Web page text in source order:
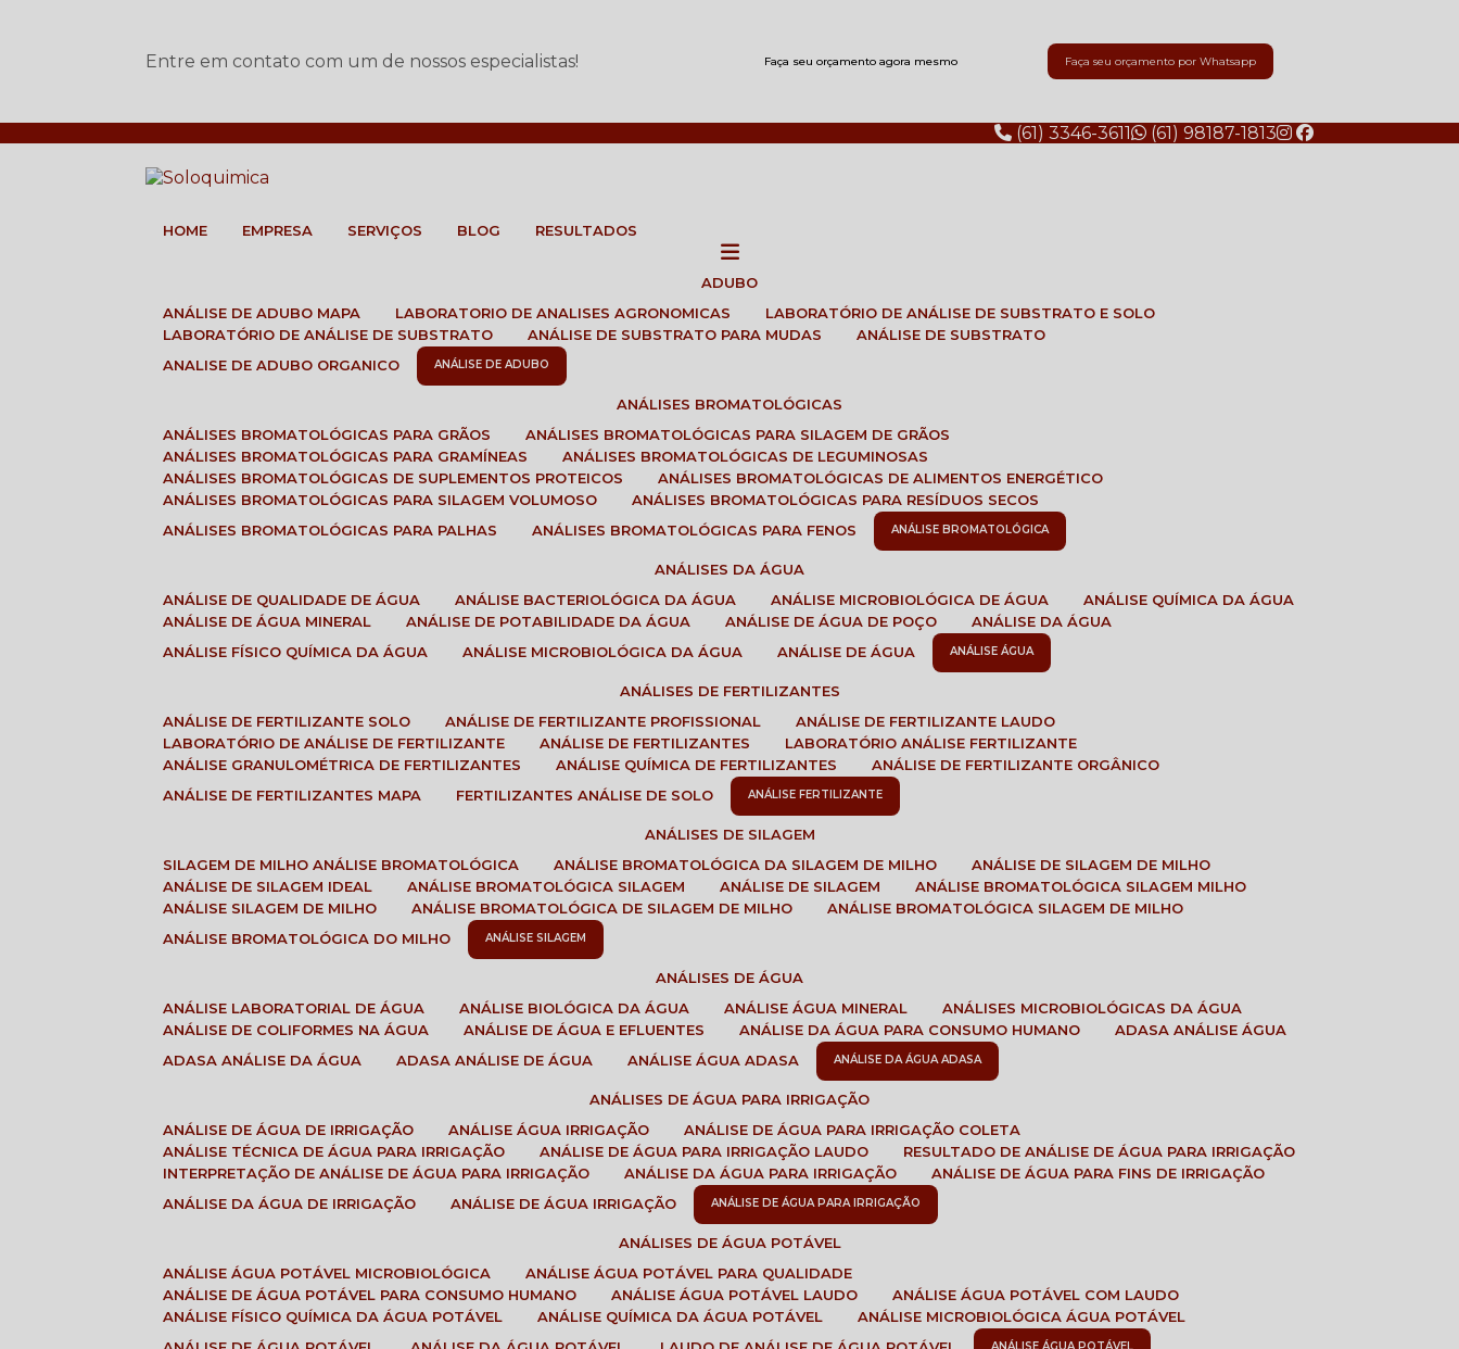
Entre em contato com um de nossos especialistas! Faça seu orçamento agora mesmo Faça seu orçamento por Whatsapp
(61) 3346-3611 (61) 98187-1813
HOME EMPRESA SERVIÇOS BLOG RESULTADOS
ADUBO
ANÁLISE DE ADUBO MAPA
LABORATORIO DE ANALISES AGRONOMICAS
LABORATÓRIO DE ANÁLISE DE SUBSTRATO E SOLO
LABORATÓRIO DE ANÁLISE DE SUBSTRATO
ANÁLISE DE SUBSTRATO PARA MUDAS
ANÁLISE DE SUBSTRATO
ANALISE DE ADUBO ORGANICO
ANÁLISE DE ADUBO
ANÁLISES BROMATOLÓGICAS
ANÁLISES BROMATOLÓGICAS PARA GRÃOS
ANÁLISES BROMATOLÓGICAS PARA SILAGEM DE GRÃOS
ANÁLISES BROMATOLÓGICAS PARA GRAMÍNEAS
ANÁLISES BROMATOLÓGICAS DE LEGUMINOSAS
ANÁLISES BROMATOLÓGICAS DE SUPLEMENTOS PROTEICOS
ANÁLISES BROMATOLÓGICAS DE ALIMENTOS ENERGÉTICO
ANÁLISES BROMATOLÓGICAS PARA SILAGEM VOLUMOSO
ANÁLISES BROMATOLÓGICAS PARA RESÍDUOS SECOS
ANÁLISES BROMATOLÓGICAS PARA PALHAS
ANÁLISES BROMATOLÓGICAS PARA FENOS ANÁLISE BROMATOLÓGICA
ANÁLISES DA ÁGUA
ANÁLISE DE QUALIDADE DE ÁGUA
ANÁLISE BACTERIOLÓGICA DA ÁGUA ANÁLISE MICROBIOLÓGICA DE ÁGUA
ANÁLISE QUÍMICA DA ÁGUA
ANÁLISE DE ÁGUA MINERAL
ANÁLISE DE POTABILIDADE DA ÁGUA ANÁLISE DE ÁGUA DE POÇO
ANÁLISE DA ÁGUA
ANÁLISE FÍSICO QUÍMICA DA ÁGUA
ANÁLISE MICROBIOLÓGICA DA ÁGUA ANÁLISE DE ÁGUA ANÁLISE ÁGUA
ANÁLISES DE FERTILIZANTES
ANÁLISE DE FERTILIZANTE SOLO
ANÁLISE DE FERTILIZANTE PROFISSIONAL
ANÁLISE DE FERTILIZANTE LAUDO
LABORATÓRIO DE ANÁLISE DE FERTILIZANTE
ANÁLISE DE FERTILIZANTES
LABORATÓRIO ANÁLISE FERTILIZANTE
ANÁLISE GRANULOMÉTRICA DE FERTILIZANTES
ANÁLISE QUÍMICA DE FERTILIZANTES
ANÁLISE DE FERTILIZANTE ORGÂNICO
ANÁLISE DE FERTILIZANTES MAPA
FERTILIZANTES ANÁLISE DE SOLO ANÁLISE FERTILIZANTE
ANÁLISES DE SILAGEM
SILAGEM DE MILHO ANÁLISE BROMATOLÓGICA
ANÁLISE BROMATOLÓGICA DA SILAGEM DE MILHO
ANÁLISE DE SILAGEM DE MILHO
ANÁLISE DE SILAGEM IDEAL
ANÁLISE BROMATOLÓGICA SILAGEM ANÁLISE DE SILAGEM
ANÁLISE BROMATOLÓGICA SILAGEM MILHO
ANÁLISE SILAGEM DE MILHO
ANÁLISE BROMATOLÓGICA DE SILAGEM DE MILHO
ANÁLISE BROMATOLÓGICA SILAGEM DE MILHO
ANÁLISE BROMATOLÓGICA DO MILHO
ANÁLISE SILAGEM
ANÁLISES DE ÁGUA
ANÁLISE LABORATORIAL DE ÁGUA
ANÁLISE BIOLÓGICA DA ÁGUA ANÁLISE ÁGUA MINERAL
ANÁLISES MICROBIOLÓGICAS DA ÁGUA
ANÁLISE DE COLIFORMES NA ÁGUA
ANÁLISE DE ÁGUA E EFLUENTES ANÁLISE DA ÁGUA PARA CONSUMO HUMANO
ADASA ANÁLISE ÁGUA
ADASA ANÁLISE DA ÁGUA
ADASA ANÁLISE DE ÁGUA ANÁLISE ÁGUA ADASA ANÁLISE DA ÁGUA ADASA
ANÁLISES DE ÁGUA PARA IRRIGAÇÃO
ANÁLISE DE ÁGUA DE IRRIGAÇÃO
ANÁLISE ÁGUA IRRIGAÇÃO
ANÁLISE DE ÁGUA PARA IRRIGAÇÃO COLETA
ANÁLISE TÉCNICA DE ÁGUA PARA IRRIGAÇÃO
ANÁLISE DE ÁGUA PARA IRRIGAÇÃO LAUDO
RESULTADO DE ANÁLISE DE ÁGUA PARA IRRIGAÇÃO
INTERPRETAÇÃO DE ANÁLISE DE ÁGUA PARA IRRIGAÇÃO
ANÁLISE DA ÁGUA PARA IRRIGAÇÃO
ANÁLISE DE ÁGUA PARA FINS DE IRRIGAÇÃO
ANÁLISE DA ÁGUA DE IRRIGAÇÃO
ANÁLISE DE ÁGUA IRRIGAÇÃO ANÁLISE DE ÁGUA PARA IRRIGAÇÃO
ANÁLISES DE ÁGUA POTÁVEL
ANÁLISE ÁGUA POTÁVEL MICROBIOLÓGICA
ANÁLISE ÁGUA POTÁVEL PARA QUALIDADE
ANÁLISE DE ÁGUA POTÁVEL PARA CONSUMO HUMANO
ANÁLISE ÁGUA POTÁVEL LAUDO
ANÁLISE ÁGUA POTÁVEL COM LAUDO
ANÁLISE FÍSICO QUÍMICA DA ÁGUA POTÁVEL
ANÁLISE QUÍMICA DA ÁGUA POTÁVEL
ANÁLISE MICROBIOLÓGICA ÁGUA POTÁVEL